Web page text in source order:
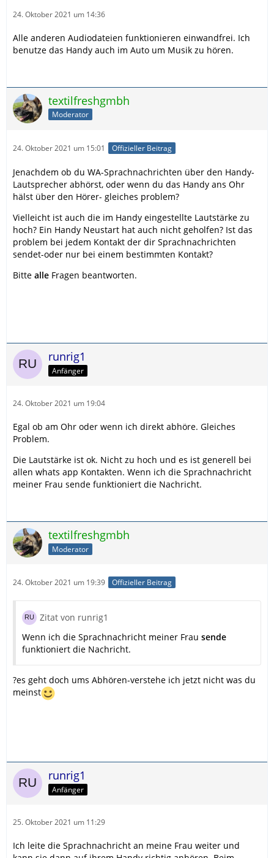
24. Oktober 2021 um 14:36
Alle anderen Audiodateien funktionieren einwandfrei. Ich
benutze das Handy auch im Auto um Musik zu hören.
textilfreshgmbh
Moderator
24. Oktober 2021 um 15:01 Offizieller Beitrag
Jenachdem ob du WA-Sprachnachrichten über den Handy-
Lautsprecher abhörst, oder wenn du das Handy ans Ohr
hälst über den Hörer- gleiches problem?
Vielleicht ist auch die im Handy eingestellte Lautstärke zu
hoch? Ein Handy Neustart hat auch nicht geholfen? Ist das
problem bei jedem Kontakt der dir Sprachnachrichten
sendet-oder nur bei einem bestimmten Kontakt?
Bitte alle Fragen beantworten.
runrig1
Anfänger
24. Oktober 2021 um 19:04
Egal ob am Ohr oder wenn ich direkt abhöre. Gleiches
Problem.
Die Lautstärke ist ok. Nicht zu hoch und es ist generell bei
allen whats app Kontakten. Wenn ich die Sprachnachricht
meiner Frau sende funktioniert die Nachricht.
textilfreshgmbh
Moderator
24. Oktober 2021 um 19:39 Offizieller Beitrag
Zitat von runrig1
Wenn ich die Sprachnachricht meiner Frau sende
funktioniert die Nachricht.
?es geht doch ums Abhören-verstehe ich jetzt nicht was du
meinst
runrig1
Anfänger
25. Oktober 2021 um 11:29
Ich leite die Sprachnachricht an meine Frau weiter und